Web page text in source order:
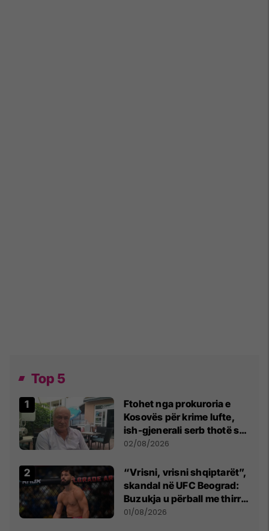
Top 5
Ftohet nga prokuroria e
Kosovës për krime lufte,
ish-gjenerali serb thotë se
dikush e tradhtoi në
02/08/2026
“Vrisni, vrisni shqiptarët”,
skandal në UFC Beograd:
Buzukja u përball me thirrje
anti-shqiptare nga
01/08/2026